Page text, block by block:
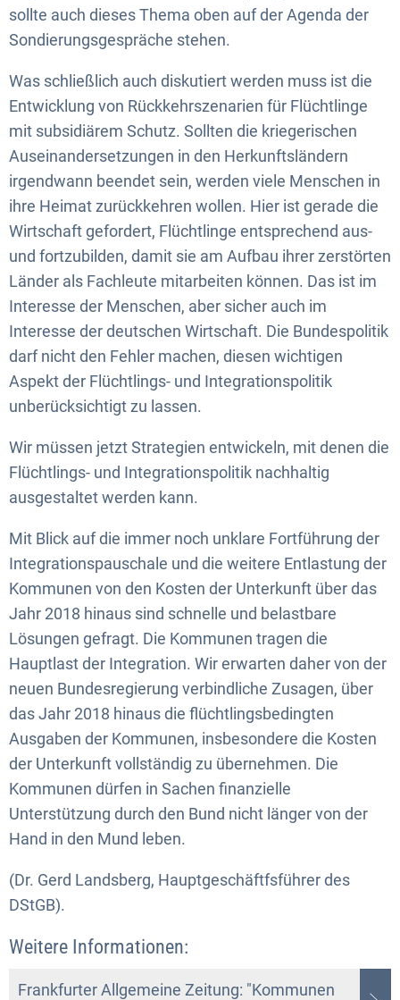
sollte auch dieses Thema oben auf der Agenda der
Sondierungsgespräche stehen.
Was schließlich auch diskutiert werden muss ist die
Entwicklung von Rückkehrszenarien für Flüchtlinge
mit subsidiärem Schutz. Sollten die kriegerischen
Auseinandersetzungen in den Herkunftsländern
irgendwann beendet sein, werden viele Menschen in
ihre Heimat zurückkehren wollen. Hier ist gerade die
Wirtschaft gefordert, Flüchtlinge entsprechend aus-
und fortzubilden, damit sie am Aufbau ihrer zerstörten
Länder als Fachleute mitarbeiten können. Das ist im
Interesse der Menschen, aber sicher auch im
Interesse der deutschen Wirtschaft. Die Bundespolitik
darf nicht den Fehler machen, diesen wichtigen
Aspekt der Flüchtlings- und Integrationspolitik
unberücksichtigt zu lassen.
Wir müssen jetzt Strategien entwickeln, mit denen die
Flüchtlings- und Integrationspolitik nachhaltig
ausgestaltet werden kann.
Mit Blick auf die immer noch unklare Fortführung der
Integrationspauschale und die weitere Entlastung der
Kommunen von den Kosten der Unterkunft über das
Jahr 2018 hinaus sind schnelle und belastbare
Lösungen gefragt. Die Kommunen tragen die
Hauptlast der Integration. Wir erwarten daher von der
neuen Bundesregierung verbindliche Zusagen, über
das Jahr 2018 hinaus die flüchtlingsbedingten
Ausgaben der Kommunen, insbesondere die Kosten
der Unterkunft vollständig zu übernehmen. Die
Kommunen dürfen in Sachen finanzielle
Unterstützung durch den Bund nicht länger von der
Hand in den Mund leben.
(Dr. Gerd Landsberg, Hauptgeschäftfsführer des
DStGB).
Weitere Informationen:
Frankfurter Allgemeine Zeitung: "Kommunen